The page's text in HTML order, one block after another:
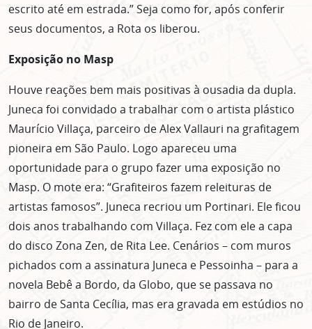
escrito até em estrada.” Seja como for, após conferir
seus documentos, a Rota os liberou.
Exposição no Masp
Houve reações bem mais positivas à ousadia da dupla.
Juneca foi convidado a trabalhar com o artista plástico
Maurício Villaça, parceiro de Alex Vallauri na grafitagem
pioneira em São Paulo. Logo apareceu uma
oportunidade para o grupo fazer uma exposição no
Masp. O mote era: “Grafiteiros fazem releituras de
artistas famosos”. Juneca recriou um Portinari. Ele ficou
dois anos trabalhando com Villaça. Fez com ele a capa
do disco Zona Zen, de Rita Lee. Cenários – com muros
pichados com a assinatura Juneca e Pessoinha – para a
novela Bebê a Bordo, da Globo, que se passava no
bairro de Santa Cecília, mas era gravada em estúdios no
Rio de Janeiro.
não mostrar mais esse popup